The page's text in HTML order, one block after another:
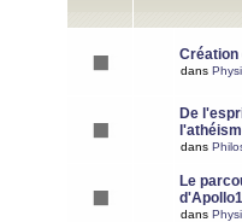
Création
dans
De
dans
Le
dans